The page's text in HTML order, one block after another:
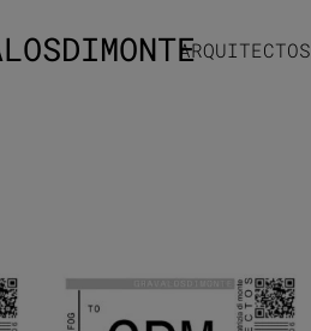
ARQUITECTOS